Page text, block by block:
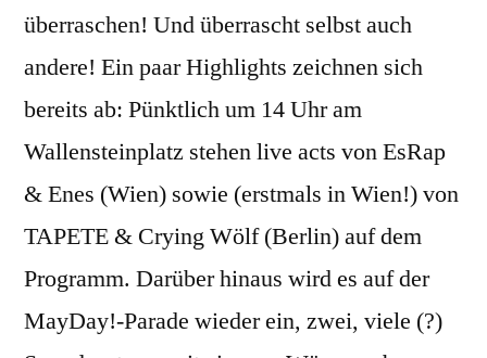
überraschen! Und überrascht selbst auch
andere! Ein paar Highlights zeichnen sich
bereits ab: Pünktlich um 14 Uhr am
Wallensteinplatz stehen live acts von EsRap
& Enes (Wien) sowie (erstmals in Wien!) von
TAPETE & Crying Wölf (Berlin) auf dem
Programm. Darüber hinaus wird es auf der
MayDay!-Parade wieder ein, zwei, viele (?)